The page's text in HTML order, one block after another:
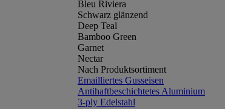
Bleu Riviera
Schwarz glänzend
Deep Teal
Bamboo Green
Garnet
Nectar
Nach Produktsortiment
Emailliertes Gusseisen
Antihaftbeschichtetes Aluminium
3-ply Edelstahl